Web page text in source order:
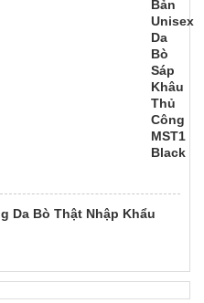
Da Bò Thật Nhập Khẩu